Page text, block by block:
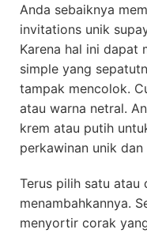
Anda sebaiknya
invitations unik
Karena hal ini dapat
simple yang
tampak mencolok.
atau warna netral.
krem atau putih
perkawinan unik dan
Terus pilih satu atau
menambahkannya.
menyortir corak